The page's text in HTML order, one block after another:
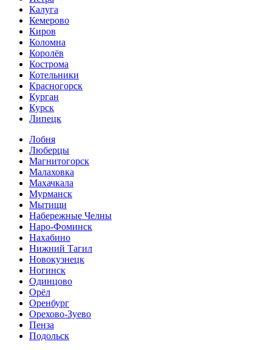
Калуга
Кемерово
Киров
Коломна
Королёв
Кострома
Котельники
Красногорск
Курган
Курск
Липецк
Лобня
Люберцы
Магнитогорск
Малаховка
Махачкала
Мурманск
Мытищи
Набережные Челны
Наро-Фоминск
Нахабино
Нижний Тагил
Новокузнецк
Ногинск
Одинцово
Орёл
Оренбург
Орехово-Зуево
Пенза
Подольск